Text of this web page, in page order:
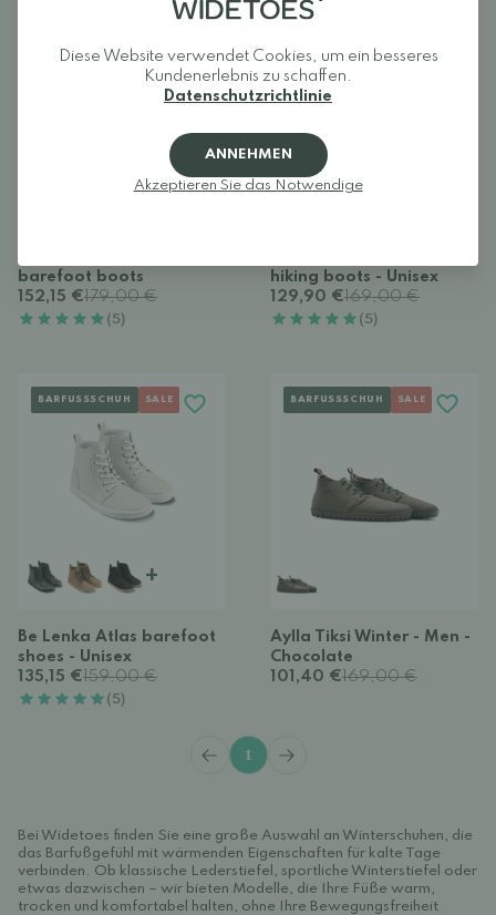
+
barefoot boots
152,15 €179,00 €
(5)
BARFUSSSCHUH
hiking boots - Unisex
129,90 €169,00 €
(5)
+
BARFUSSSCHUH SALE
Be Lenka Atlas barefoot
shoes - Unisex
135,15 €159,00 €
(5)
BARFUSSSCHUH SALE
Aylla Tiksi Winter - Men -
Chocolate
101,40 €169,00 €
1
Bei Widetoes finden Sie eine große Auswahl an Winterschuhen, die
das Barfußgefühl mit wärmenden Eigenschaften für kalte Tage
verbinden. Ob klassische Lederstiefel, sportliche Winterstiefel oder
etwas dazwischen – wir bieten Modelle, die Ihre Füße warm,
trocken und komfortabel halten, ohne Ihre Bewegungsfreiheit
Diese Website verwendet Cookies, um ein besseres
Kundenerlebnis zu schaffen.
Datenschutzrichtlinie
ANNEHMEN
Akzeptieren Sie das Notwendige